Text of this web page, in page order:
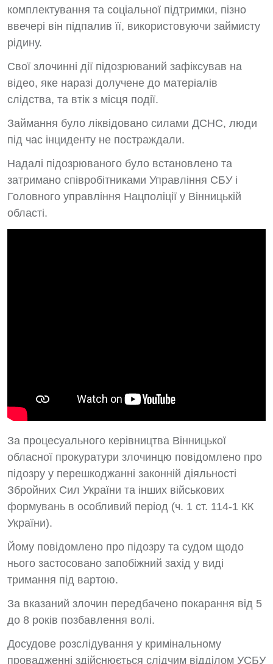
комплектування та соціальної підтримки, пізно
ввечері він підпалив її, використовуючи займисту
рідину.
Свої злочинні дії підозрюваний зафіксував на
відео, яке наразі долучене до матеріалів
слідства, та втік з місця події.
Займання було ліквідовано силами ДСНС, люди
під час інциденту не постраждали.
Надалі підозрюваного було встановлено та
затримано співробітниками Управління СБУ і
Головного управління Нацполіції у Вінницькій
області.
За процесуального керівництва Вінницької
обласної прокуратури злочинцю повідомлено про
підозру у перешкоджанні законній діяльності
Збройних Сил України та інших військових
формувань в особливий період (ч. 1 ст. 114-1 КК
України).
Йому повідомлено про підозру та судом щодо
нього застосовано запобіжний захід у виді
тримання під вартою.
За вказаний злочин передбачено покарання від 5
до 8 років позбавлення волі.
Досудове розслідування у кримінальному
провадженні здійснюється слідчим відділом УСБУ